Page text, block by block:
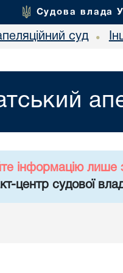
Судова влада
суд •
інформацію лише
центр судової